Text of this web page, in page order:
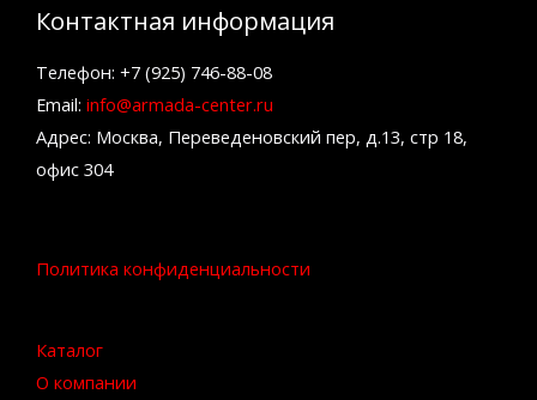
Контактная информация
Телефон: +7 (925) 746-88-08
Email: info@armada-center.ru
Адрес: Москва, Переведеновский пер, д.13, стр 18,
офис 304
Политика конфиденциальности
Каталог
О компании